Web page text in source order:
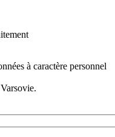
à caractère personnel